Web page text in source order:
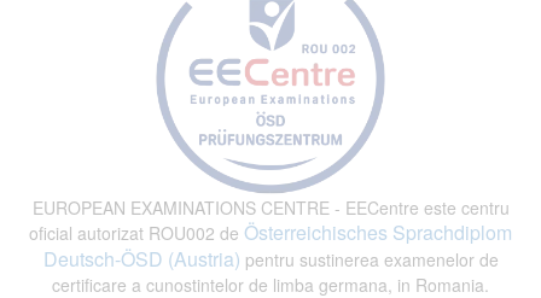
EUROPEAN EXAMINATIONS CENTRE - EECentre este centru
oficial autorizat ROU002 de Österreichisches Sprachdiplom
Deutsch-ÖSD (Austria) pentru sustinerea examenelor de
certificare a cunostintelor de limba germana, in Romania.